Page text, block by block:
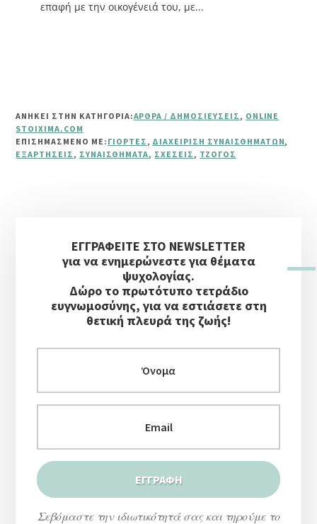
επαφή με την οικογένειά του, με...
ΑΝΗΚΕΙ ΣΤΗΝ ΚΑΤΗΓΟΡΙΑ:ΆΡΘΡΑ / ΔΗΜΟΣΙΕΎΣΕΙΣ , ONLINE
STOIXIMA.COM
ΕΠΙΣΗΜΑΣΜΈΝΟ ΜΕ: ΓΙΟΡΤΈΣ , ΔΙΑΧΕΊΡΙΣΗ ΣΥΝΑΙΣΘΗΜΆΤΩΝ,
ΕΞΑΡΤΉΣΕΙΣ , ΣΥΝΑΙΣΘΉΜΑΤΑ, ΣΧΈΣΕΙΣ , ΤΖΌΓΟΣ
ΠλευρικήΕΓΓΡΑΦΕΙΤΕ ΣΤΟ NEWSLETTER
για να ενημερώνεστε για θέματα
ψυχολογίας.
Δώρο το πρωτότυπο τετράδιο
ευγνωμοσύνης, για να εστιάσετε στη
θετική πλευρά της ζωής!
Σεβόμαστε την ιδιωτικότητά σας και τηρούμε το